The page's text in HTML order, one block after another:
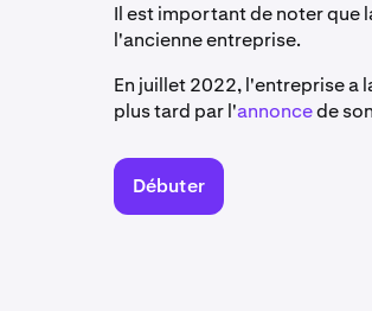
Il est important de noter que
l'ancienne entreprise.
En juillet 2022, l'entreprise a
plus tard par l'annoncede
Débuter